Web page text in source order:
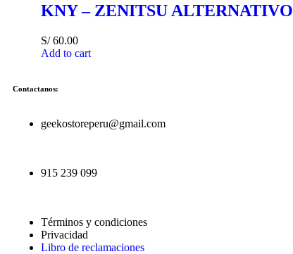
KNY – ZENITSU ALTERNATIVO
S/60.00
Add to cart
Contactanos:
geekostoreperu@gmail.com
915 239 099
Términos y condiciones
Privacidad
Libro de reclamaciones